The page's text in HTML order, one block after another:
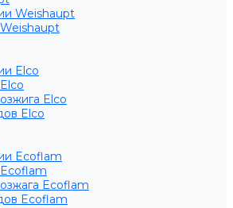
Weishaupt
Elco
Elco
Elco
Ecoflam
Ecoflam
Ecoflam